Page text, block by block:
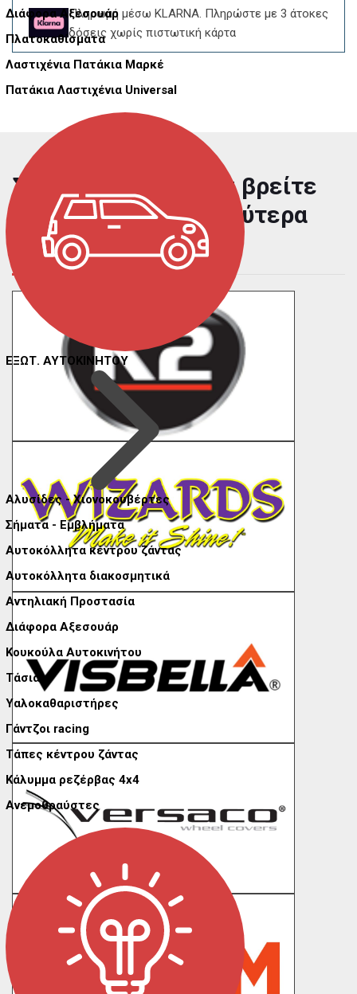
Διάφορα Αξεσουάρ
Πλατοκαθίσματα
Λαστιχένια Πατάκια Μαρκέ
Πατάκια Λαστιχένια Universal
ΕΞΩΤ. ΑΥΤΟΚΙΝΗΤΟΥ
Αλυσίδες - Χιονοκουβέρτες
Σήματα - Εμβλήματα
Αυτοκόλλητα κέντρου ζάντας
Αυτοκόλλητα διακοσμητικά
Αντηλιακή Προστασία
Διάφορα Αξεσουάρ
Κουκούλα Αυτοκινήτου
Τάσια
Υαλοκαθαριστήρες
Γάντζοι racing
Τάπες κέντρου ζάντας
Κάλυμμα ρεζέρβας 4x4
Ανεμοθραύστες
Πληρωμή μέσω KLARNA. Πληρώστε με 3 άτοκες
δόσεις χωρίς πιστωτική κάρτα
Στο carmaniac.gr θα βρείτε
προϊόντα από τα καλύτερα
brands της αγοράς